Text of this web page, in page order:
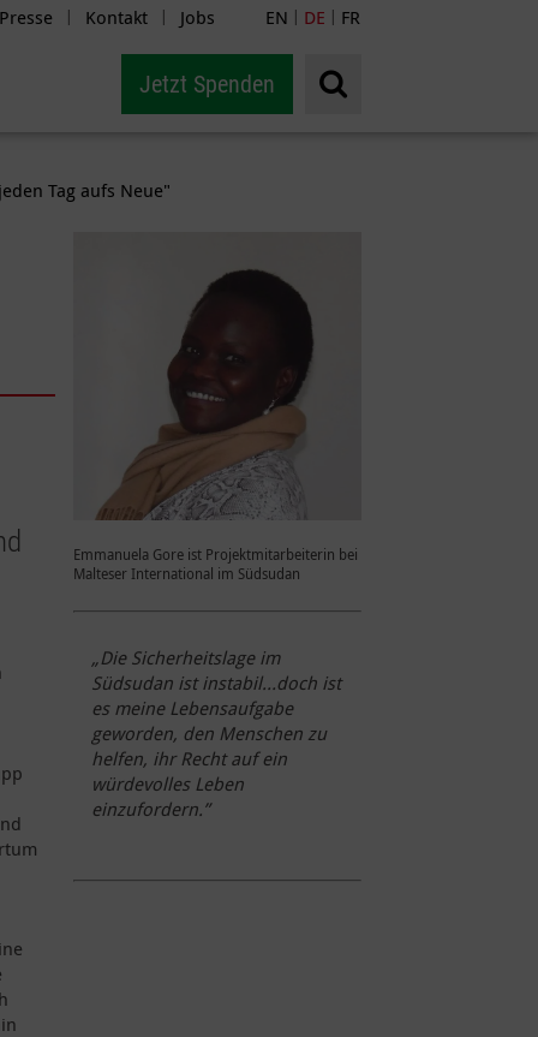
Presse | Kontakt | Jobs EN | DE | FR
Jetzt Spenden
Tag aufs Neue"
Emmanuela Gore ist Projektmitarbeiterin bei
Malteser International im Südsudan
„Die Sicherheitslage im
Südsudan ist instabil…doch ist
es meine Lebensaufgabe
geworden, den Menschen zu
helfen, ihr Recht auf ein
würdevolles Leben
einzufordern.”